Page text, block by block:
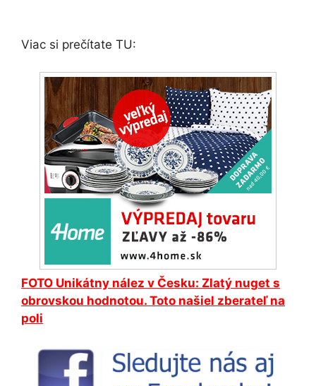
Viac si prečítate TU:
FOTO Unikátny nález v Česku: Zlatý nuget s
obrovskou hodnotou. Toto našiel zberateľ na
poli